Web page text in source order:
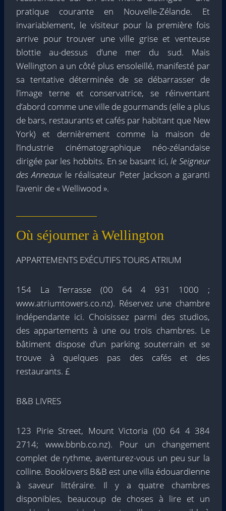
pratique courante en Nouvelle-Zélande. Et
invariablement, le visiteur pour la première fois
arrive pour trouver une ville grise et venteuse
blottie au-dessus d’une mer du sud. Mais
Wellington a un côté plus ensoleillé, manifesté par
sa tentative déterminée de se débarrasser de
l’image terne et conservatrice, se réinventant
d’abord comme une ville de gourmands (elle a plus
de bars, restaurants et cafés par habitant que New
York) et dernièrement comme la maison de
l’industrie cinématographique néo-zélandaise
dirigée par les hobbits. En se basant ici,le Seigneur
des Anneaux le réalisateur Peter Jackson a garanti
l’avenir de « Welliwood ».
Où séjourner à Wellington
APPARTEMENTS EXÉCUTIFS TOURS ATRIUM
154 La Terrasse (00 64 4 931 1000 ;
www.atriumtowers.co.nz). Réservez une chambre
indépendante ici. Choisissez parmi des studios,
des appartements à une ou trois chambres. Le
bâtiment dispose d’un parking souterrain et se
trouve à quelques pas des cafés et des
restaurants. £
B&B LIVRES
123 Pirie Street, Mount Victoria (00 64 4 384
2714; www.bbnb.co.nz). Pour un changement
complet de rythme, aventurez-vous un peu sur la
colline. Booklovers B&B est une villa édouardienne
à saveur littéraire. Il y a quatre chambres
disponibles, beaucoup de choses à lire et un